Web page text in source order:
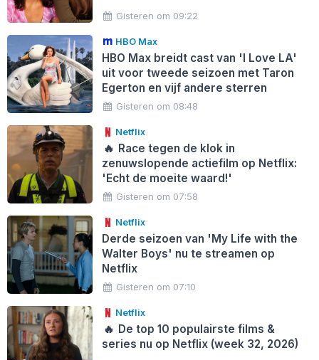
Gisteren om 09:22
HBO Max
HBO Max breidt cast van 'I Love LA'
uit voor tweede seizoen met Taron
Egerton en vijf andere sterren
Gisteren om 08:48
Netflix
🔥 Race tegen de klok in
zenuwslopende actiefilm op Netflix:
'Echt de moeite waard!'
Gisteren om 07:58
Netflix
Derde seizoen van 'My Life with the
Walter Boys' nu te streamen op
Netflix
Gisteren om 07:10
Netflix
🔥 De top 10 populairste films &
series nu op Netflix (week 32, 2026)